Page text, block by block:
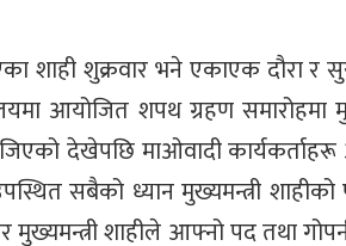
शाही शुक्रवार भने एकाएक दौरा र
आयोजित शपथ ग्रहण समारोहमा
देखेपछि माओवादी कार्यकर्ताहरू
सबैको ध्यान मुख्यमन्त्री
शाहीले आफ्नो पद तथा